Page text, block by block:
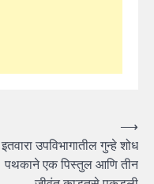
इतवारा उपविभागातील गुन्हे शोध
पथकाने एक पिस्तुल आणि तीन
जीवंत काडतुसे पकडली